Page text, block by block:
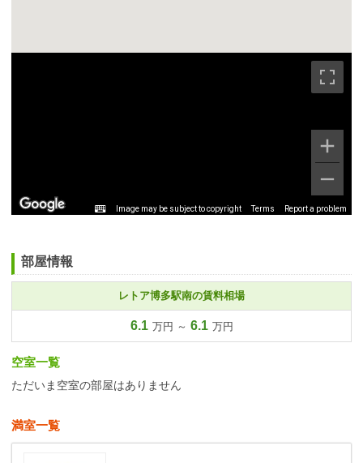
Image may be subject to copyright Terms Report a problem
部屋情報
レトア博多駅南の賃料相場
6.1 万円 ～ 6.1 万円
空室一覧
ただいま空室の部屋はありません
満室一覧